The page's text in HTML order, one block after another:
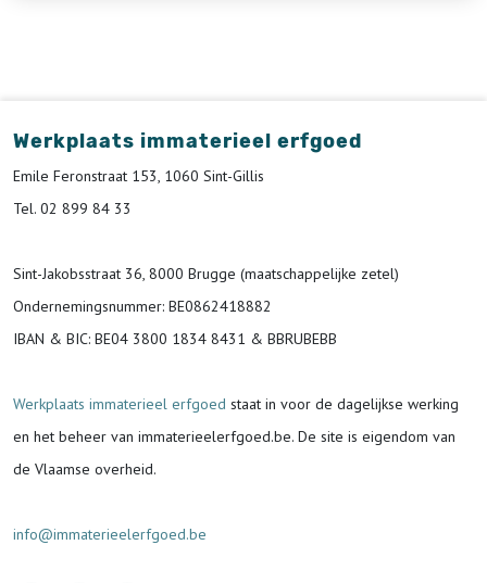
Werkplaats immaterieel erfgoed
Emile Feronstraat 153, 1060 Sint-Gillis
Tel. 02 899 84 33
Sint-Jakobsstraat 36, 8000 Brugge (maatschappelijke zetel)
Ondernemingsnummer: BE0862418882
IBAN & BIC: BE04 3800 1834 8431 & BBRUBEBB
Werkplaats immaterieel erfgoed staat in voor de dagelijkse werking
en het beheer van immaterieelerfgoed.be. De site is eigendom van
de Vlaamse overheid.
info@immaterieelerfgoed.be